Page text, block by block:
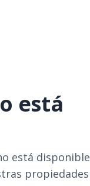
está
está disponible
propiedades